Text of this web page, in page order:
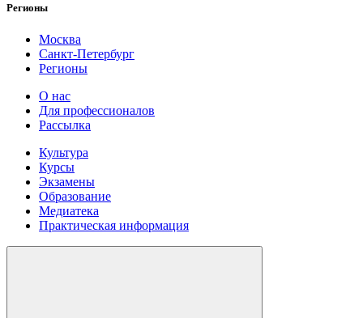
Регионы
Москва
Санкт-Петербург
Регионы
О нас
Для профессионалов
Рассылка
Культура
Курсы
Экзамены
Образование
Медиатека
Практическая информация